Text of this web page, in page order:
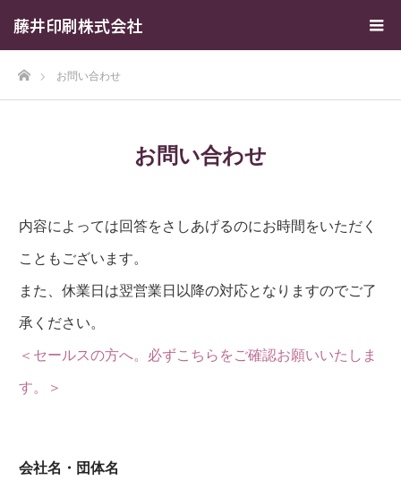
藤井印刷株式会社
ホームお問い合わせ
お問い合わせ
内容によっては回答をさしあげるのにお時間をいただく
こともございます。
また、休業日は翌営業日以降の対応となりますのでご了
承ください。
＜セールスの方へ。必ずこちらをご確認お願いいたしま
す。＞
会社名・団体名